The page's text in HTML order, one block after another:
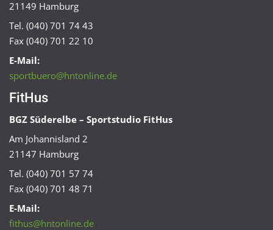
21149 Hamburg
Tel. (040) 701 74 43
Fax (040) 701 22 10
E-Mail:
sportbuero@hntonline.de
FitHus
BGZ Süderelbe – Sportstudio FitHus
Am Johannisland 2
21147 Hamburg
Tel. (040) 701 57 74
Fax (040) 701 48 71
E-Mail:
fithus@hntonline.de